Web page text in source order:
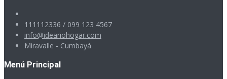
111112336 / 099 123 4567
info@ideariohogar.com
Miravalle - Cumbayá
Menú Principal